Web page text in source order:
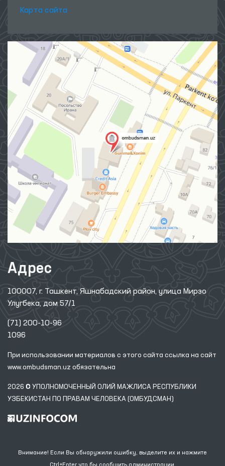
Карта сайта
Адрес
100007, г. Ташкент, Яшнабадский район, улица Мирзо
Улугбека, дом 57/1
(71) 200-10-96
1096
При использовании материалов с этого сайта ссылка на сайт
www.ombudsman.uz обязательна
2026 © УПОЛНОМОЧЕННЫЙ ОЛИЙ МАЖЛИСА РЕСПУБЛИКИ
УЗБЕКИСТАН ПО ПРАВАМ ЧЕЛОВЕКА (ОМБУДСМАН)
Внимание! Если Вы обнаружили ошибку, выделите их и нажмите